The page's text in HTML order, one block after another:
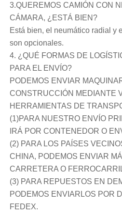
3.QUEREMOS CAMIÓN CON
CÁMARA, ¿ESTÁ BIEN?
Está bien, el neumático radial y
son opcionales.
4. ¿QUÉ FORMAS DE
PARA EL ENVÍO?
PODEMOS ENVIAR
CONSTRUCCIÓN MEDIANTE
HERRAMIENTAS DE
(1)PARA NUESTRO ENVÍO
IRÁ POR CONTENEDOR O
(2) PARA LOS PAÍSES
CHINA, PODEMOS ENVIAR
CARRETERA O
(3) PARA REPUESTOS EN
PODEMOS ENVIARLOS POR
FEDEX.